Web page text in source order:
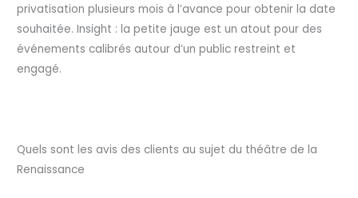
privatisation plusieurs mois à l’avance pour obtenir la date
souhaitée. Insight : la petite jauge est un atout pour des
événements calibrés autour d’un public restreint et
engagé.
Quels sont les avis des clients au sujet du théâtre de la
Renaissance